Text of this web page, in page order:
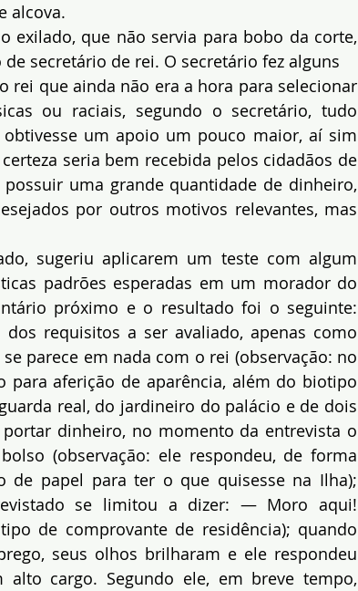
alcova.
exilado, que não servia para bobo da corte,
secretário de rei. O secretário fez alguns
rei que ainda não era a hora para selecionar
ou raciais, segundo o secretário, tudo
um apoio um pouco maior, aí sim
seria bem recebida pelos cidadãos de
uma grande quantidade de dinheiro,
por outros motivos relevantes, mas
sugeriu aplicarem um teste com algum
padrões esperadas em um morador do
próximo e o resultado foi o seguinte:
requisitos a ser avaliado, apenas como
parece em nada com o rei (observação: no
aferição de aparência, além do biotipo
real, do jardineiro do palácio e de dois
dinheiro, no momento da entrevista o
(observação: ele respondeu, de forma
de papel para ter o que quisesse na Ilha);
se limitou a dizer: — Moro aqui!
de comprovante de residência); quando
seus olhos brilharam e ele respondeu
cargo. Segundo ele, em breve tempo,